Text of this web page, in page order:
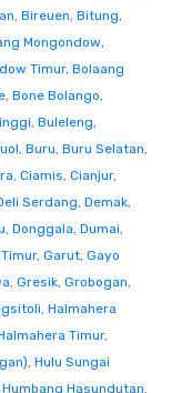
, Bireuen, Bitung,
Mongondow,
Timur, Bolaang
, Bone Bolango,
, Buleleng,
, Buru, Buru Selatan,
, Ciamis, Cianjur,
Serdang, Demak,
, Donggala, Dumai,
, Garut, Gayo
, Gresik, Grobogan,
, Halmahera
Timur,
, Hulu Sungai
Humbang Hasundutan,